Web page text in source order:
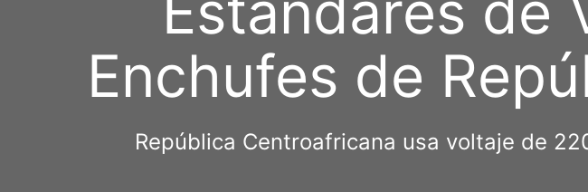
Enchufes de
República Centroafricana usa voltaje de